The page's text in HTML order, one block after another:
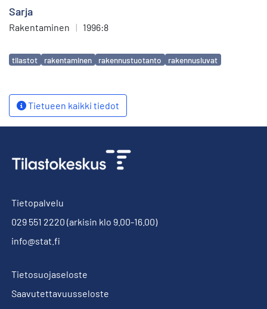
Sarja
Rakentaminen | 1996:8
Avainsanat
tilastot rakentaminen rakennustuotanto rakennusluvat
Tietueen kaikki tiedot
Tietopalvelu
029 551 2220 (arkisin klo 9.00-16.00)
info@stat.fi
Tietosuojaseloste
Saavutettavuusseloste